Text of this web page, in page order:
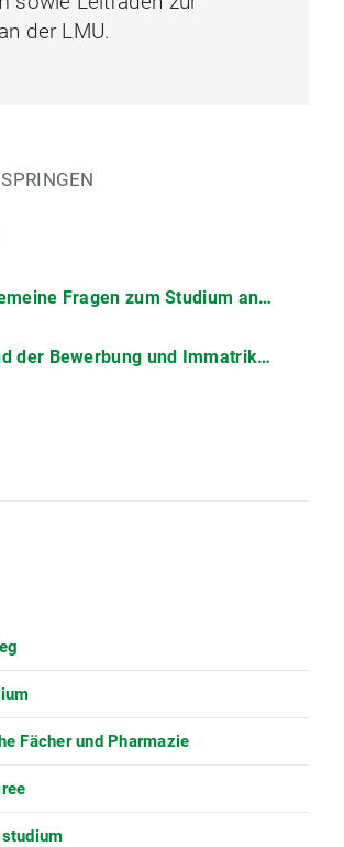
der LMU.
Fragen zum Studium an der LMU
der Bewerbung und Immatrikulation
Fächer und Pharmazie